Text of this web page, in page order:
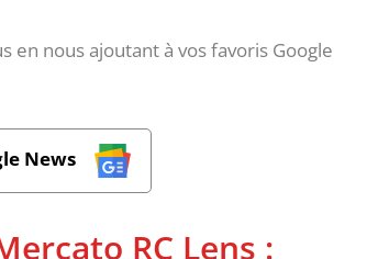
en nous ajoutant à vos favoris Google
News
RC Lens :